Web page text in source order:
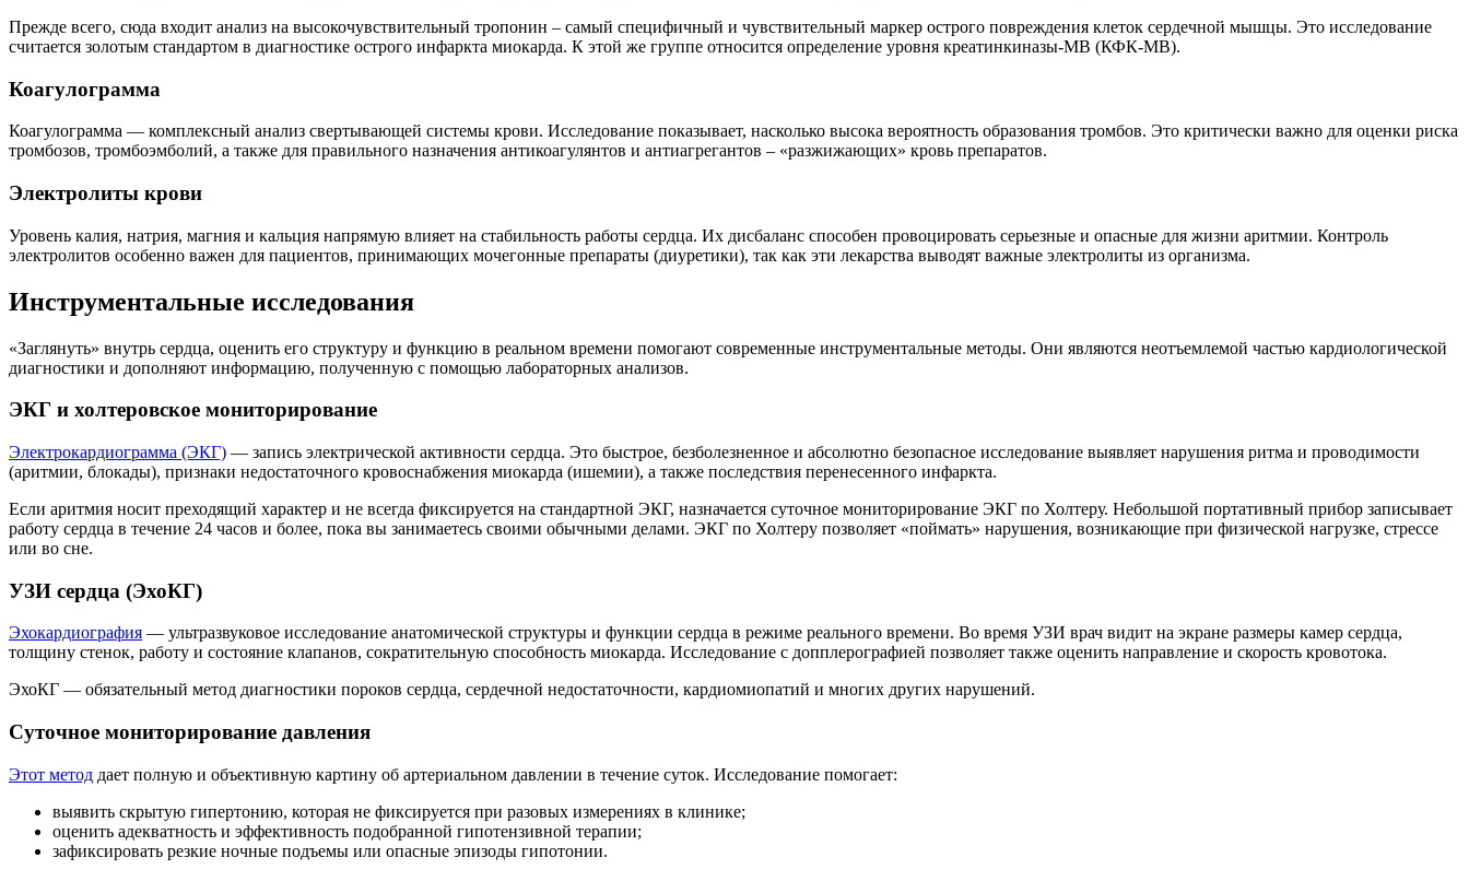
Прежде всего, сюда входит анализ на высокочувствительный тропонин – самый специфичный и чувствительный маркер острого повреждения клеток сердечной мышцы. Это исследование
считается золотым стандартом в диагностике острого инфаркта миокарда. К этой же группе относится определение уровня креатинкиназы-МВ (КФК-МВ).
Коагулограмма
Коагулограмма — комплексный анализ свертывающей системы крови. Исследование показывает, насколько высока вероятность образования тромбов. Это критически важно для оценки риска
тромбозов, тромбоэмболий, а также для правильного назначения антикоагулянтов и антиагрегантов – «разжижающих» кровь препаратов.
Электролиты крови
Уровень калия, натрия, магния и кальция напрямую влияет на стабильность работы сердца. Их дисбаланс способен провоцировать серьезные и опасные для жизни аритмии. Контроль
электролитов особенно важен для пациентов, принимающих мочегонные препараты (диуретики), так как эти лекарства выводят важные электролиты из организма.
Инструментальные исследования
«Заглянуть» внутрь сердца, оценить его структуру и функцию в реальном времени помогают современные инструментальные методы. Они являются неотъемлемой частью кардиологической
диагностики и дополняют информацию, полученную с помощью лабораторных анализов.
ЭКГ и холтеровское мониторирование
Электрокардиограмма (ЭКГ) — запись электрической активности сердца. Это быстрое, безболезненное и абсолютно безопасное исследование выявляет нарушения ритма и проводимости
(аритмии, блокады), признаки недостаточного кровоснабжения миокарда (ишемии), а также последствия перенесенного инфаркта.
Если аритмия носит преходящий характер и не всегда фиксируется на стандартной ЭКГ, назначается суточное мониторирование ЭКГ по Холтеру. Небольшой портативный прибор записывает
работу сердца в течение 24 часов и более, пока вы занимаетесь своими обычными делами. ЭКГ по Холтеру позволяет «поймать» нарушения, возникающие при физической нагрузке, стрессе
или во сне.
УЗИ сердца (ЭхоКГ)
Эхокардиография — ультразвуковое исследование анатомической структуры и функции сердца в режиме реального времени. Во время УЗИ врач видит на экране размеры камер сердца,
толщину стенок, работу и состояние клапанов, сократительную способность миокарда. Исследование с допплерографией позволяет также оценить направление и скорость кровотока.
ЭхоКГ — обязательный метод диагностики пороков сердца, сердечной недостаточности, кардиомиопатий и многих других нарушений.
Суточное мониторирование давления
Этот метод дает полную и объективную картину об артериальном давлении в течение суток. Исследование помогает:
выявить скрытую гипертонию, которая не фиксируется при разовых измерениях в клинике;
оценить адекватность и эффективность подобранной гипотензивной терапии;
зафиксировать резкие ночные подъемы или опасные эпизоды гипотонии.